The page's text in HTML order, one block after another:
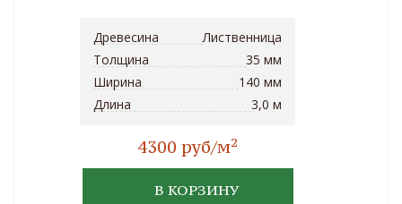
Древесина
Лиственница
Толщина
35 мм
Ширина
140 мм
Длина
3,0 м
4300 руб/м2
В КОРЗИНУ